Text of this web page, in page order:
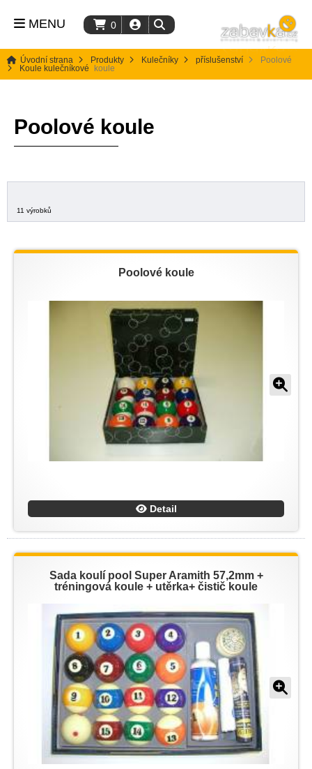
0
MENU
Úvodní strana Produkty Kulečníky
příslušenství
Koule kulečníkové
Poolové
koule
Poolové koule
11 výrobků
Poolové koule
Detail
Sada koulí pool Super Aramith 57,2mm +
tréningová koule + utěrka+ čistič koule